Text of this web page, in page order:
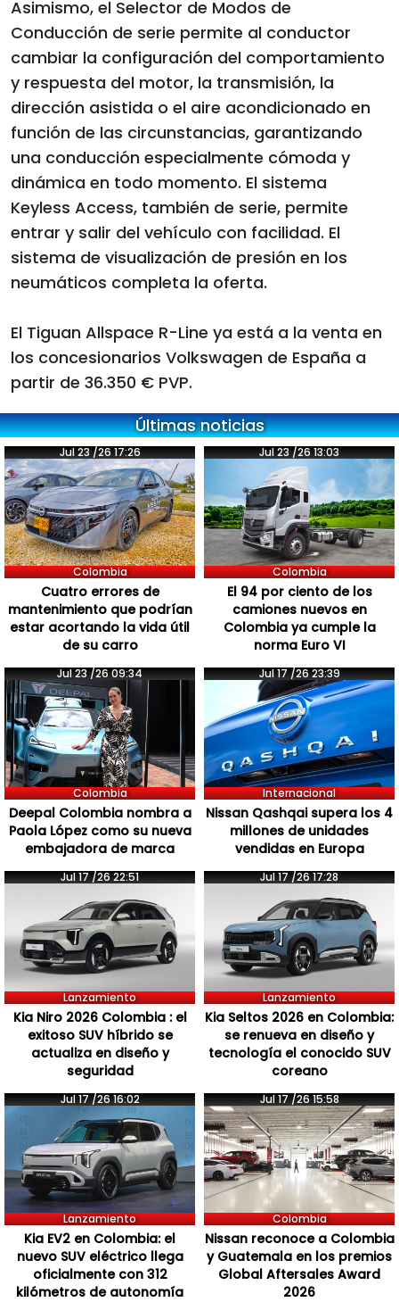
Asimismo, el Selector de Modos de
Conducción de serie permite al conductor
cambiar la configuración del comportamiento
y respuesta del motor, la transmisión, la
dirección asistida o el aire acondicionado en
función de las circunstancias, garantizando
una conducción especialmente cómoda y
dinámica en todo momento. El sistema
Keyless Access, también de serie, permite
entrar y salir del vehículo con facilidad. El
sistema de visualización de presión en los
neumáticos completa la oferta.
El Tiguan Allspace R-Line ya está a la venta en
los concesionarios Volkswagen de España a
partir de 36.350 € PVP.
Últimas noticias
Jul 23 /26 17:26
Colombia
Cuatro errores de
mantenimiento que podrían
estar acortando la vida útil
de su carro
Jul 23 /26 13:03
Colombia
El 94 por ciento de los
camiones nuevos en
Colombia ya cumple la
norma Euro VI
Jul 23 /26 09:34
Colombia
Deepal Colombia nombra a
Paola López como su nueva
embajadora de marca
Jul 17 /26 23:39
Internacional
Nissan Qashqai supera los 4
millones de unidades
vendidas en Europa
Jul 17 /26 22:51
Lanzamiento
Kia Niro 2026 Colombia : el
exitoso SUV híbrido se
actualiza en diseño y
seguridad
Jul 17 /26 17:28
Lanzamiento
Kia Seltos 2026 en Colombia:
se renueva en diseño y
tecnología el conocido SUV
coreano
Jul 17 /26 16:02
Lanzamiento
Kia EV2 en Colombia: el
nuevo SUV eléctrico llega
oficialmente con 312
kilómetros de autonomía
Jul 17 /26 15:58
Colombia
Nissan reconoce a Colombia
y Guatemala en los premios
Global Aftersales Award
2026